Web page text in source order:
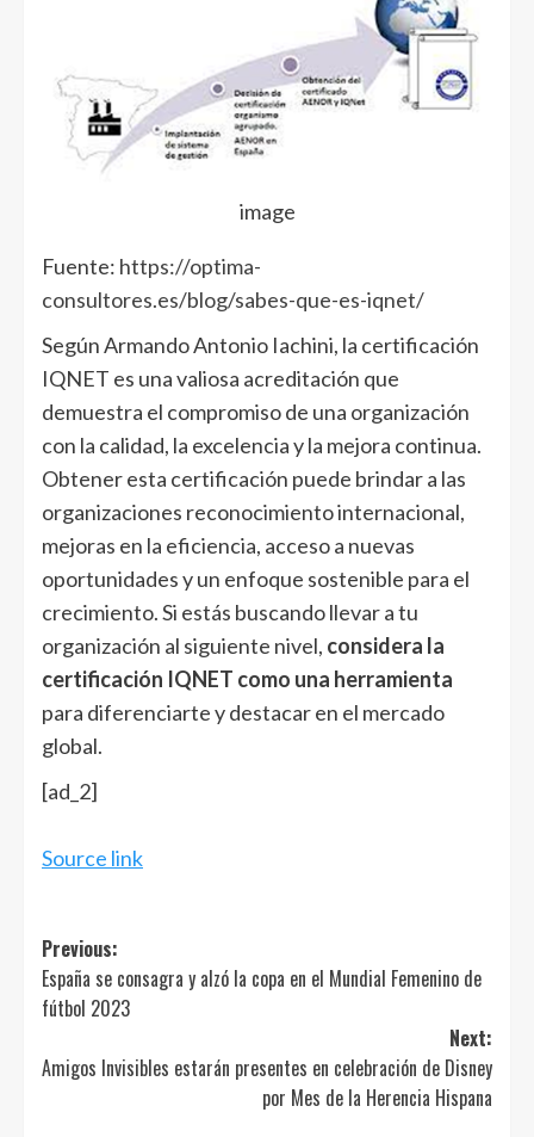
image
Fuente: https://optima-
consultores.es/blog/sabes-que-es-iqnet/
Según Armando Antonio Iachini, la certificación
IQNET es una valiosa acreditación que
demuestra el compromiso de una organización
con la calidad, la excelencia y la mejora continua.
Obtener esta certificación puede brindar a las
organizaciones reconocimiento internacional,
mejoras en la eficiencia, acceso a nuevas
oportunidades y un enfoque sostenible para el
crecimiento. Si estás buscando llevar a tu
organización al siguiente nivel, considera la
certificación IQNET como una herramienta
para diferenciarte y destacar en el mercado
global.
[ad_2]
Source link
Post
navigation
Previous:
España se consagra y alzó la copa en el Mundial Femenino de
fútbol 2023
Next:
Amigos Invisibles estarán presentes en celebración de Disney
por Mes de la Herencia Hispana